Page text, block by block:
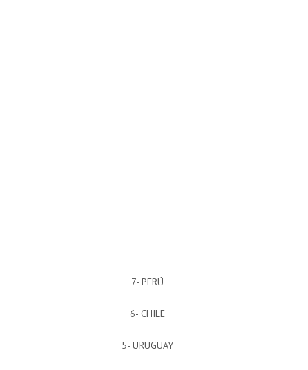
7- PERÚ
6- CHILE
5- URUGUAY